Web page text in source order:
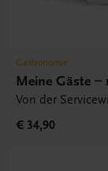
Gastronomie
Meine Gäste –
Von der
€ 34,90